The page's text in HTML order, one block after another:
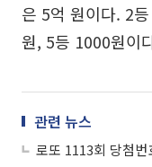
은 5억 원이다. 2
원, 5등 1000원이
관련 뉴스